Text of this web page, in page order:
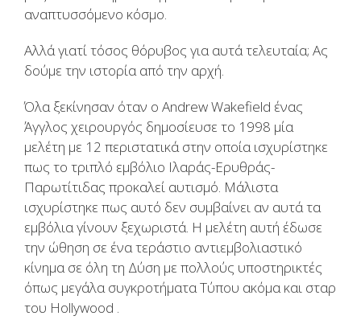
αναπτυσσόμενο κόσμο.
Αλλά γιατί τόσος θόρυβος για αυτά τελευταία; Ας
δούμε την ιστορία από την αρχή.
Όλα ξεκίνησαν όταν ο Andrew Wakefield ένας
Άγγλος χειρουργός δημοσίευσε το 1998 μία
μελέτη με 12 περιστατικά στην οποία ισχυρίστηκε
πως το τριπλό εμβόλιο Ιλαράς-Ερυθράς-
Παρωτίτιδας προκαλεί αυτισμό. Μάλιστα
ισχυρίστηκε πως αυτό δεν συμβαίνει αν αυτά τα
εμβόλια γίνουν ξεχωριστά. Η μελέτη αυτή έδωσε
την ώθηση σε ένα τεράστιο αντιεμβολιαστικό
κίνημα σε όλη τη Δύση με πολλούς υποστηρικτές
όπως μεγάλα συγκροτήματα Τύπου ακόμα και σταρ
του Hollywood .